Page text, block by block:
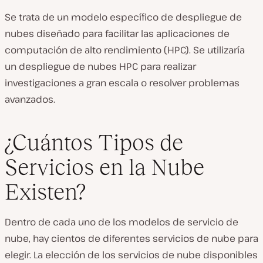
Se trata de un modelo específico de despliegue de
nubes diseñado para facilitar las aplicaciones de
computación de alto rendimiento (HPC). Se utilizaría
un despliegue de nubes HPC para realizar
investigaciones a gran escala o resolver problemas
avanzados.
¿Cuántos Tipos de
Servicios en la Nube
Existen?
Dentro de cada uno de los modelos de servicio de
nube, hay cientos de diferentes servicios de nube para
elegir. La elección de los servicios de nube disponibles